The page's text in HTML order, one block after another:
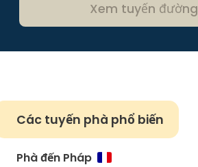
Xem tuyến đường
Các tuyến phà phổ biến
Phà đến Pháp